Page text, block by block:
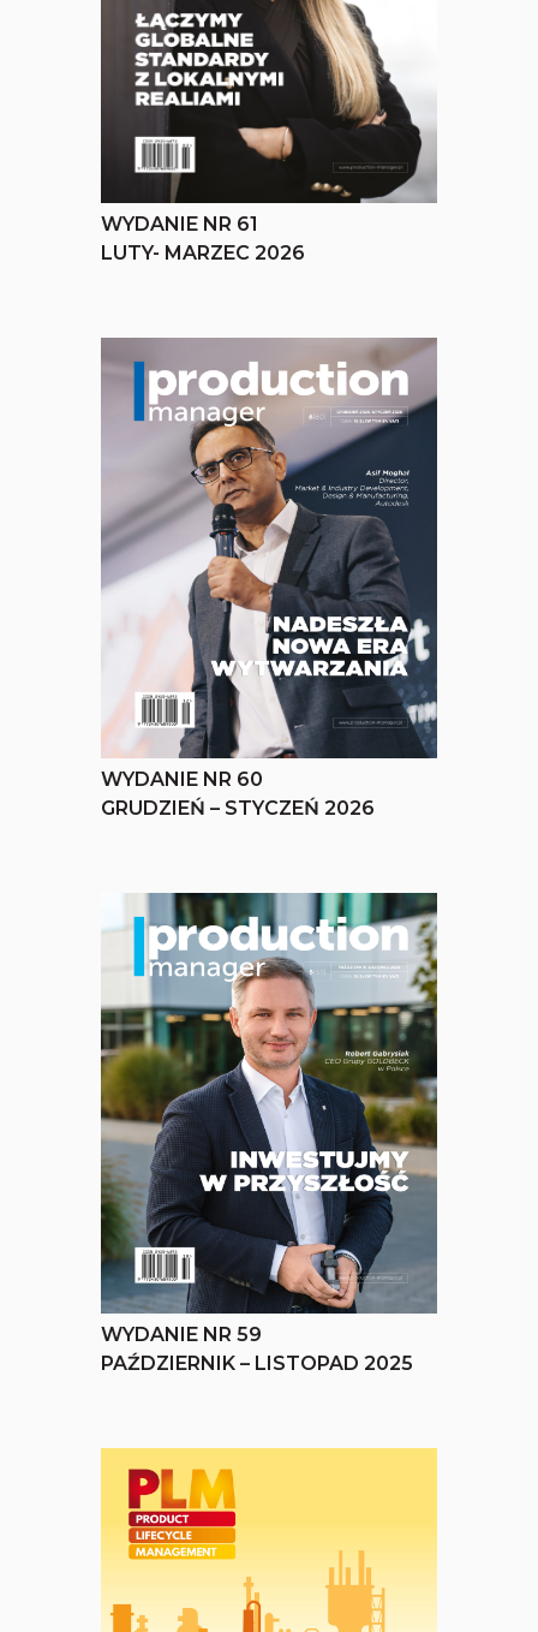
WYDANIE NR 61
LUTY- MARZEC 2026
WYDANIE NR 60
GRUDZIEŃ – STYCZEŃ 2026
WYDANIE NR 59
PAŹDZIERNIK – LISTOPAD 2025